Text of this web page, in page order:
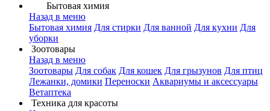
Бытовая химия
Назад в меню
Бытовая химия Для стирки Для ванной Для кухни Для
уборки
Зоотовары
Назад в меню
Зоотовары Для собак Для кошек Для грызунов Для птиц
Лежанки, домики Переноски Аквариумы и аксессуары
Ветаптека
Техника для красоты